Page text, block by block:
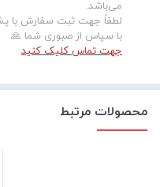
می‌باشد.
لطفاً جهت ثبت سفارش با
با سپاس از صبوری شما 🙏
جهت تماس کلیک کنید
محصولات مرتبط